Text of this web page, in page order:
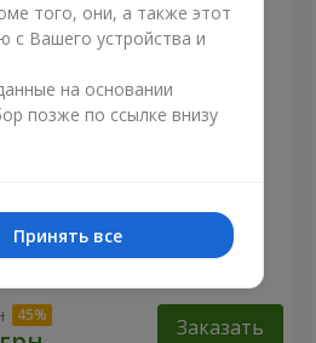
роза
Заказать
того, они, а также этот
с Вашего устройства и
на основании
позже по ссылке внизу
Принять все